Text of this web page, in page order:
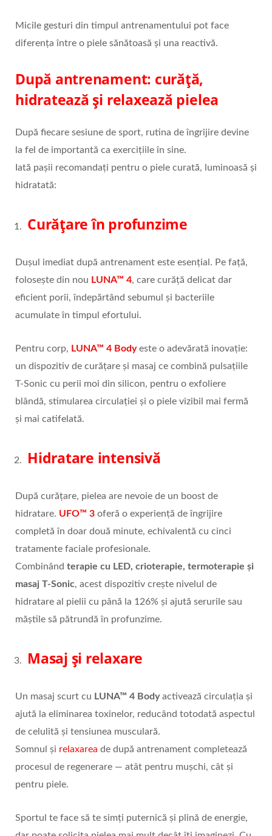
Micile gesturi din timpul antrenamentului pot face
diferența între o piele sănătoasă și una reactivă.
După antrenament: curăță,
hidratează și relaxează pielea
După fiecare sesiune de sport, rutina de îngrijire devine
la fel de importantă ca exercițiile în sine.
Iată pașii recomandați pentru o piele curată, luminoasă și
hidratată:
Curățare în profunzime
Dușul imediat după antrenament este esențial. Pe față,
folosește din nou LUNA™ 4, care curăță delicat dar
eficient porii, îndepărtând sebumul și bacteriile
acumulate în timpul efortului.
Pentru corp, LUNA™ 4 Bodyeste o adevărată inovație:
un dispozitiv de curățare și masaj ce combină pulsațiile
T-Sonic cu perii moi din silicon, pentru o exfoliere
blândă, stimularea circulației și o piele vizibil mai fermă
și mai catifelată.
Hidratare intensivă
După curățare, pielea are nevoie de un boost de
hidratare. UFO™ 3 oferă o experiență de îngrijire
completă în doar două minute, echivalentă cu cinci
tratamente faciale profesionale.
Combinând terapie cu LED, crioterapie, termoterapie și
masaj T-Sonic, acest dispozitiv crește nivelul de
hidratare al pielii cu până la 126% și ajută serurile sau
măștile să pătrundă în profunzime.
Masaj și relaxare
Un masaj scurt cu LUNA™ 4 Bodyactivează circulația și
ajută la eliminarea toxinelor, reducând totodată aspectul
de celulită și tensiunea musculară.
Somnul și relaxarea de după antrenament completează
procesul de regenerare — atât pentru mușchi, cât și
pentru piele.
Sportul te face să te simți puternică și plină de energie,